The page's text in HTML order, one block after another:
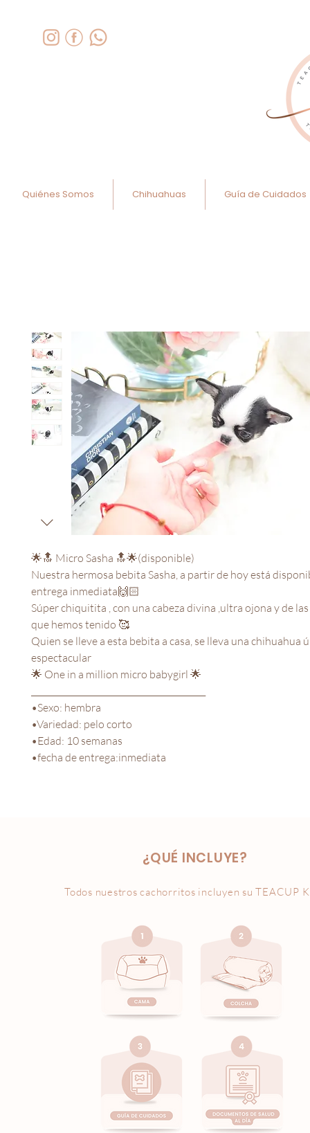
Quiénes Somos Chihuahuas Guía de Cuidados
🌟🔝 Micro Sasha 🔝🌟(disponible)
Nuestra hermosa bebita Sasha, a partir de hoy está
entrega inmediata🙌🏻
Súper chiquitita , con una cabeza divina ,ultra ojona y de
que hemos tenido 🥰
Quien se lleve a esta bebita a casa, se lleva una chihuahua
espectacular
🌟 One in a million micro babygirl 🌟
•Sexo: hembra
•Variedad: pelo corto
•Edad: 10 semanas
•fecha de entrega:inmediata
¿QUÉ INCLUYE?
Todos nuestros cachorritos incluyen su TEACUP